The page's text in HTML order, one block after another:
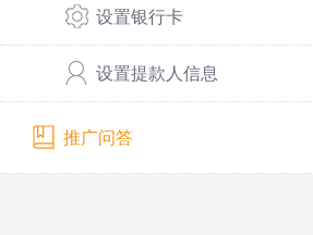
设置银行卡
设置提款人信息
推广问答